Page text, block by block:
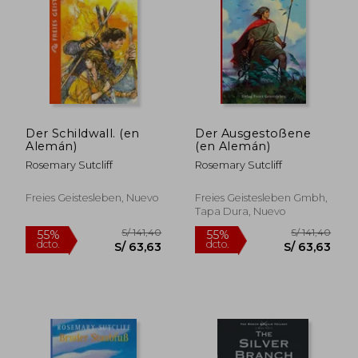
55%
dcto.
S/ 180,02
S/ 81,01
55%
dcto.
Der Schildwall. (en
Alemán)
Rosemary Sutcliff
Freies Geistesleben, Nuevo
Der Ausgestoßene
(en Alemán)
Rosemary Sutcliff
Freies Geistesleben Gmbh,
Tapa Dura, Nuevo